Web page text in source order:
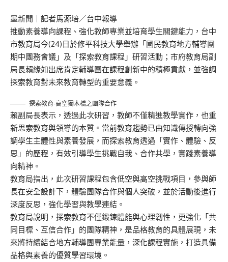
墨新聞 ｜記者馬源培／台中報導
推動素養導向課程、強化教師專業並培育學生關鍵能力，台中
市教育局今(24)日於修平科技大學舉辦「國民教育地方輔導團
期中團務會議」及「探索教育課程」研習活動；市府教育局副
局長賴緣如出席肯定輔導團在課程創新中的積極貢獻，並強調
探索教育對未來教育轉型的重要意義。
探索教育-高空獨木橋之團隊合作
賴副局長表示，透過此次研習，教師不僅精進教學實作，也重
新思索教育與領導的本質。當前教育趨勢已由知識傳授轉向強
調學生主體性與素養發展，而探索教育透過「實作、體驗、反
思」的歷程，有效引導學生挑戰自我、合作共學，實踐素養導
向精神。
教育局指出，此次研習課程包含低空與高空挑戰項目，參與師
長在安全設計下，體驗團隊合作與個人突破，並於活動後進行
深度反思，強化學習與教學連結。
教育局說明，探索教育不僅鍛鍊體能與心理韌性，更強化「共
同目標、互信合作」的團隊精神，是品格教育的具體展現，未
來將持續結合地方輔導團專業能量，深化課程實施，打造具備
品格與素養的優質學習環境。